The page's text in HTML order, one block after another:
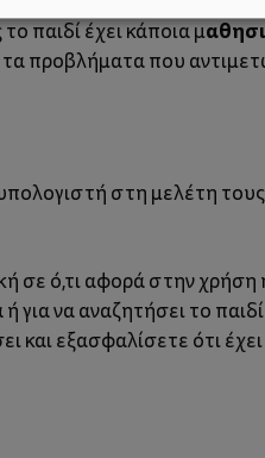
παιδί έχει κάποια μ
προβλήματα που
στη μελέτη
σε ό,τι αφορά στην
να αναζητήσει το
εξασφαλίσετε ότι